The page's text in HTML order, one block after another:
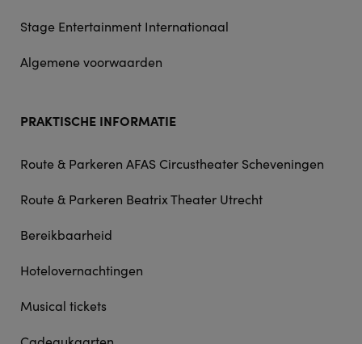
Stage Entertainment Internationaal
Algemene voorwaarden
PRAKTISCHE INFORMATIE
Route & Parkeren AFAS Circustheater Scheveningen
Route & Parkeren Beatrix Theater Utrecht
Bereikbaarheid
Hotelovernachtingen
Musical tickets